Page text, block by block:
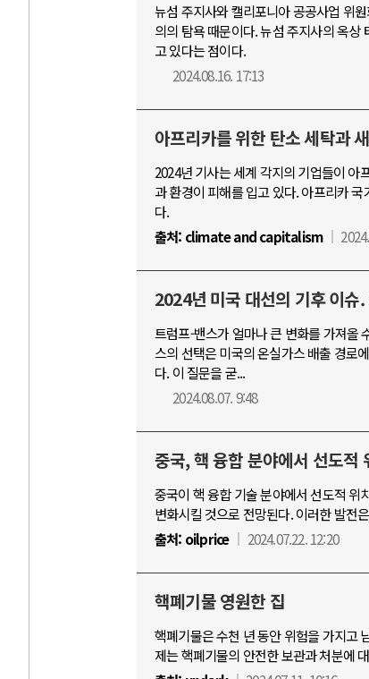
뉴섬 주지사와 캘리포니아 공공사업 위
의의 탐욕 때문이다. 뉴섬 주지사의 옥
고 있다는 점이다.
2024.08.16. 17:13
아프리카를 위한 탄소 세탁과
2024년 기사는 세계 각지의 기업들이 아
과 환경이 피해를 입고 있다. 아프리카
다.
출처: climate and capitalism
2024년 미국 대선의 기후 이슈
트럼프-밴스가 얼마나 큰 변화를 가져올
스의 선택은 미국의 온실가스 배출 경로
다. 이 질문을 굳...
2024.08.07. 9:48
중국, 핵 융합 분야에서 선도적
중국이 핵 융합 기술 분야에서 선도적 위
변화시킬 것으로 전망된다. 이러한 발전
출처: oilprice 2024.07.22. 12:20
핵폐기물 영원한 집
핵폐기물은 수천 년 동안 위험을 가지고
제는 핵폐기물의 안전한 보관과 처분에